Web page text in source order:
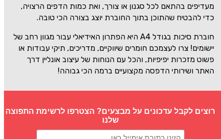
מעדיפים בהתאם לכל סגנון או צורך, ואת כמות הדפים הרצויה,
כדי להבטיח שהתוכן בתוך החוברת יוצג בצורה הכי טובה.
חוברת סיכות בגודל A4 היא הפתרון האידיאלי עבור מגוון רחב של
יישומים! צרו לעצמכם חומרים שיווקיים, מדריכים, תיקי עבודות או
פשוט מזכרות יפיפיות, והכל עם הנוחות של עיצוב אונליין דרך
האתר ושירותי הדפסה מקצועיים ברמה הכי גבוהה!
רוצים לקבל עדכונים על מבצעים? הצטרפו לרשימת התפוצה
שלנו